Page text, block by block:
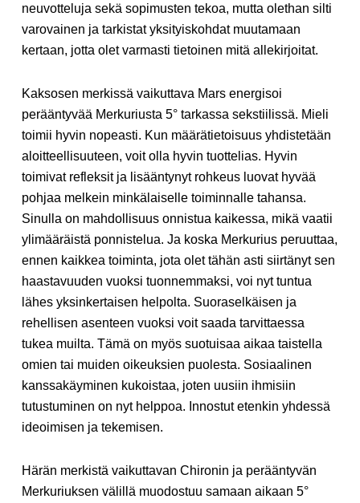
neuvotteluja sekä sopimusten tekoa, mutta olethan silti
varovainen ja tarkistat yksityiskohdat muutamaan
kertaan, jotta olet varmasti tietoinen mitä allekirjoitat.
Kaksosen merkissä vaikuttava Mars energisoi
perääntyvää Merkuriusta 5° tarkassa sekstiilissä. Mieli
toimii hyvin nopeasti. Kun määrätietoisuus yhdistetään
aloitteellisuuteen, voit olla hyvin tuottelias. Hyvin
toimivat refleksit ja lisääntynyt rohkeus luovat hyvää
pohjaa melkein minkälaiselle toiminnalle tahansa.
Sinulla on mahdollisuus onnistua kaikessa, mikä vaatii
ylimääräistä ponnistelua. Ja koska Merkurius peruuttaa,
ennen kaikkea toiminta, jota olet tähän asti siirtänyt sen
haastavuuden vuoksi tuonnemmaksi, voi nyt tuntua
lähes yksinkertaisen helpolta. Suoraselkäisen ja
rehellisen asenteen vuoksi voit saada tarvittaessa
tukea muilta. Tämä on myös suotuisaa aikaa taistella
omien tai muiden oikeuksien puolesta. Sosiaalinen
kanssakäyminen kukoistaa, joten uusiin ihmisiin
tutustuminen on nyt helppoa. Innostut etenkin yhdessä
ideoimisen ja tekemisen.
Härän merkistä vaikuttavan Chironin ja perääntyvän
Merkuriuksen välillä muodostuu samaan aikaan 5°